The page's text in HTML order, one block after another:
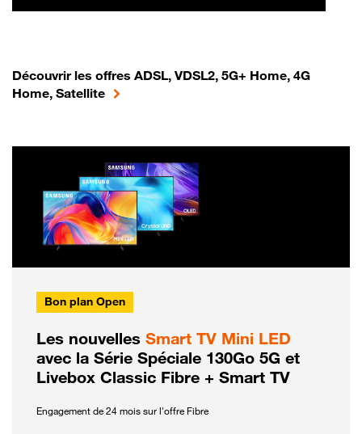
Découvrir les offres ADSL, VDSL2, 5G+ Home, 4G
Home, Satellite
Bon plan Open
Les nouvelles Smart TV Mini LED
avec la Série Spéciale 130Go 5G et
Livebox Classic Fibre + Smart TV
Engagement de 24 mois sur l'offre Fibre